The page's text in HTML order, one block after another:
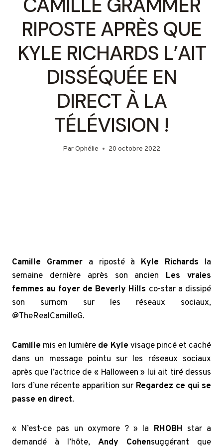
RIPOSTE APRÈS QUE
KYLE RICHARDS L’AIT
DISSÉQUÉE EN
DIRECT À LA
TÉLÉVISION !
ParOphélie 20 octobre 2022
Camille Grammera riposté à Kyle Richards la
semaine dernière après son ancien Les vraies
femmes au foyer de Beverly Hills co-star a dissipé
son surnom sur les réseaux sociaux,
@TheRealCamilleG.
Camille mis en lumière de Kyle visage pincé et caché
dans un message pointu sur les réseaux sociaux
après que l’actrice de « Halloween » lui ait tiré dessus
lors d’une récente apparition sur Regardez ce qui se
passe en direct.
« N’est-ce pas un oxymore ? » la RHOBH star a
demandé à l’hôte, Andy Cohensuggérant que